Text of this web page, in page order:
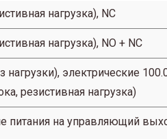
нагрузка), NC
нагрузка), NO + NC
электрические
резистивная нагрузка)
питания на управляющий